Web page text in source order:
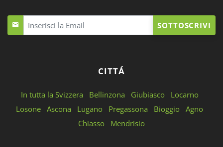
SOTTOSCRIVI
CITTÁ
In tutta la Svizzera Bellinzona Giubiasco
Locarno
Losone Ascona Lugano Pregassona Bioggio Agno
Chiasso
Mendrisio